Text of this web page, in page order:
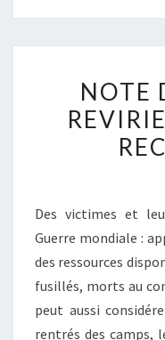
NOTE
Des victimes et
Guerre mondiale :
des ressources
fusillés, morts au
peut aussi
rentrés des camps,